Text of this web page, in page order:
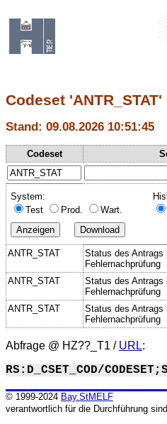
Codeset 'ANTR_STAT'
Stand: 09.08.2026 10:51:45
Codeset
System:
Test
Prod. Wart.
ANTR_STAT
Status des Antrags
Fehlernachprüfung
ANTR_STAT
Status des Antrags
Fehlernachprüfung
ANTR_STAT
Status des Antrags
Fehlernachprüfung
Abfrage @ HZ??_T1 / URL:
RS:D_CSET_COD/
© 1999-2024 Bay.StMELF
verantwortlich für die Durchführung